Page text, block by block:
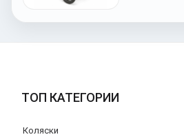
ТОП КАТЕГОРИИ
Коляски